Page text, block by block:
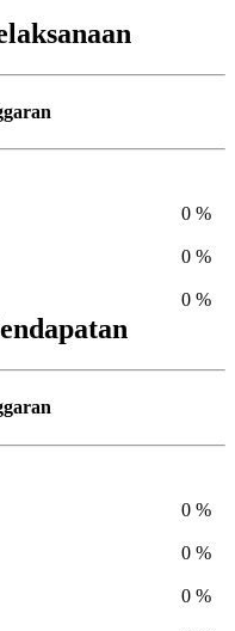
0 %
0 %
0 %
0 %
0 %
0 %